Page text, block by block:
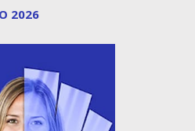
2026